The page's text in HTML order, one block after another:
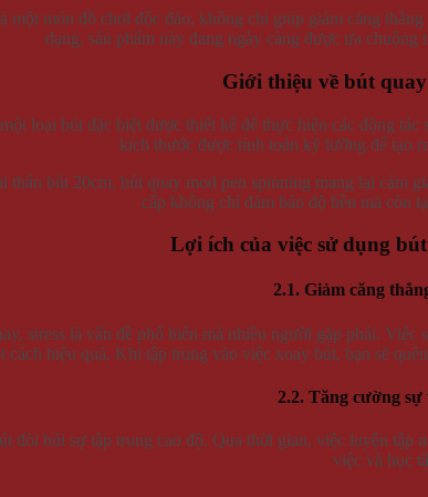
một món đồ chơi độc đáo, không chỉ giúp giảm căng
dạng, sản phẩm này đang ngày càng được ưa
Giới thiệu về bút
loại bút đặc biệt được thiết kế để thực hiện các động
kích thước được tính toán kỹ lưỡng để tạo
bút 20cm, bút quay mod pen spinning mang lại cảm
cấp không chỉ đảm bảo độ bền mà còn
Lợi ích của việc sử dụng
2.1. Giảm căng
stress là vấn đề phổ biến mà nhiều người gặp phải.
cách hiệu quả. Khi tập trung vào việc xoay bút, bạn sẽ
2.2. Tăng cường
đòi hỏi sự tập trung cao độ. Qua thời gian, việc luyện tập
việc và học